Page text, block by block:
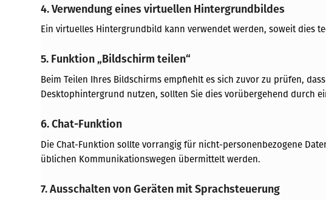
4. Verwendung eines virtuellen Hintergrundbildes
Ein virtuelles Hintergrundbild kann verwendet werden, soweit dies
5. Funktion „Bildschirm teilen“
Beim Teilen Ihres Bildschirms empfiehlt es sich zuvor zu prüfen,
Desktophintergrund nutzen, sollten Sie dies vorübergehend durch
6. Chat-Funktion
Die Chat-Funktion sollte vorrangig für nicht-personenbezogene
üblichen Kommunikationswegen übermittelt werden.
7. Ausschalten von Geräten mit Sprachsteuerung